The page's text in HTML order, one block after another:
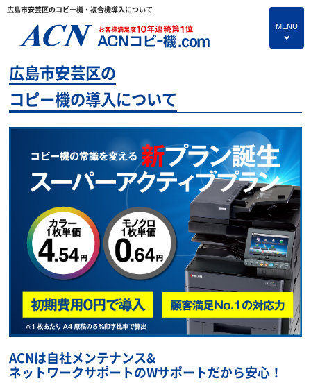
広島市安芸区のコピー機・複合機導入について
MENU
4
プランのご紹介
保守サービス
コピー機あれこれ
コピー機に関すること
よくあるご質問
独立・開業支援プラン
お問い合わせ
広島市安芸区の
コピー機の導入について
ACNは自社メンテナンス&
ネットワークサポートのWサポートだから安心！